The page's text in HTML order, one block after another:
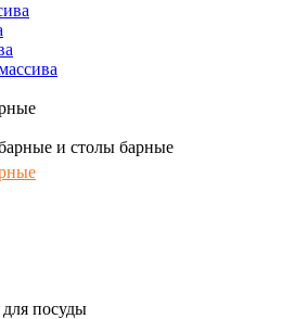
и столы барные
посуды